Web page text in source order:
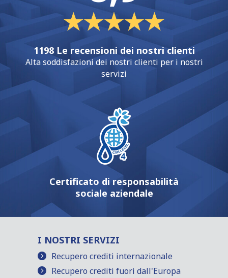
1198 Le recensioni dei nostri clienti
Alta soddisfazioni dei nostri clienti per i nostri
servizi
Certificato di responsabilità
sociale aziendale
I NOSTRI SERVIZI
Recupero crediti internazionale
Recupero crediti fuori dall'Europa